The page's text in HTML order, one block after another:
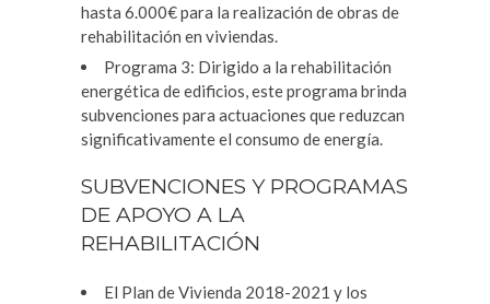
hasta 6.000€ para la realización de obras de
rehabilitación en viviendas.
Programa 3: Dirigido a la rehabilitación
energética de edificios, este programa brinda
subvenciones para actuaciones que reduzcan
significativamente el consumo de energía.
SUBVENCIONES Y PROGRAMAS
DE APOYO A LA
REHABILITACIÓN
El Plan de Vivienda 2018-2021 y los